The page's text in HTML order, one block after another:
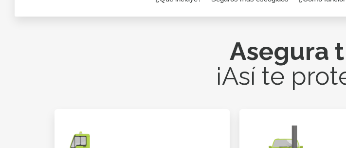
Asegura
¡Así te